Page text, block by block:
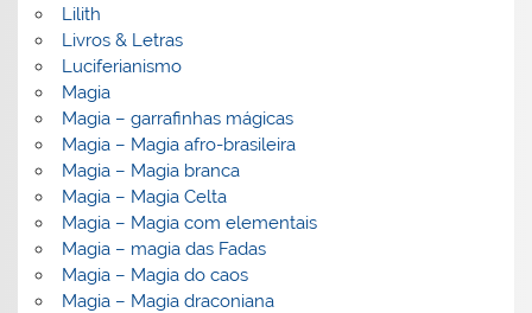
Lilith
Livros & Letras
Luciferianismo
Magia
Magia – garrafinhas mágicas
Magia – Magia afro-brasileira
Magia – Magia branca
Magia – Magia Celta
Magia – Magia com elementais
Magia – magia das Fadas
Magia – Magia do caos
Magia – Magia draconiana